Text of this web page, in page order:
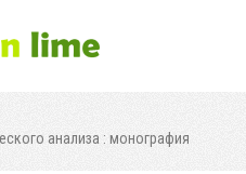
анализа : монография